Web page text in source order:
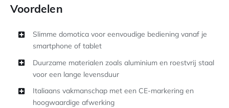
Voordelen
Slimme domotica voor eenvoudige bediening vanaf je
smartphone of tablet
Duurzame materialen zoals aluminium en roestvrij staal
voor een lange levensduur
Italiaans vakmanschap met een CE-markering en
hoogwaardige afwerking